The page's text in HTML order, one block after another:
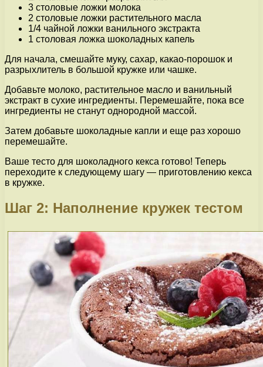
3 столовые ложки молока
2 столовые ложки растительного масла
1/4 чайной ложки ванильного экстракта
1 столовая ложка шоколадных капель
Для начала, смешайте муку, сахар, какао-порошок и
разрыхлитель в большой кружке или чашке.
Добавьте молоко, растительное масло и ванильный
экстракт в сухие ингредиенты. Перемешайте, пока все
ингредиенты не станут однородной массой.
Затем добавьте шоколадные капли и еще раз хорошо
перемешайте.
Ваше тесто для шоколадного кекса готово! Теперь
переходите к следующему шагу — приготовлению кекса
в кружке.
Шаг 2: Наполнение кружек тестом